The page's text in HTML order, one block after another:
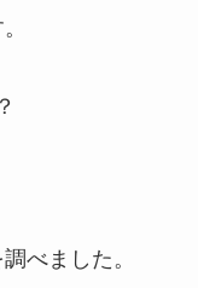
べました。